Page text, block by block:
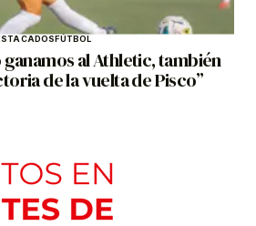
FÚTBOL
al Athletic, también
de la vuelta de Pisco”